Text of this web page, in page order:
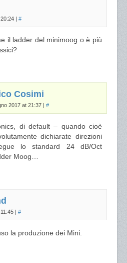
| #
il ladder del minimoog o è più
Cosimi
2017 at 21:37 | #
di default – quando cioè
dichiarate direzioni
lo standard 24 dB/Oct
Moog…
| #
la produzione dei Mini.